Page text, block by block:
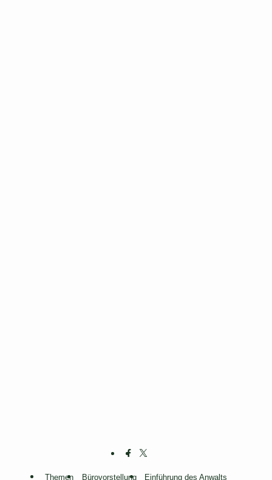
Themen Bürovorstellung Einführung des Anwalts